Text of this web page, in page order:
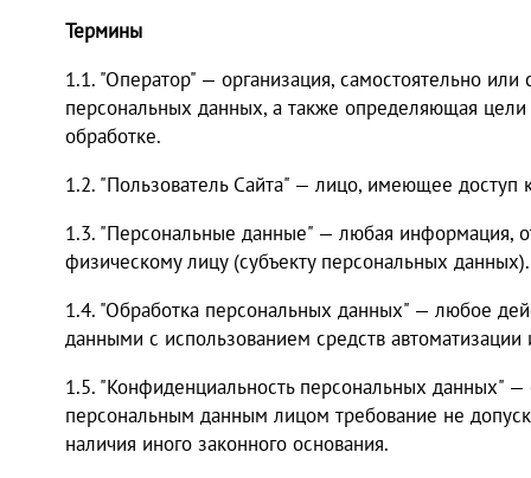
Термины
1.1. "Оператор" — организация, самостоятельно
персональных данных, а также определяющая
обработке.
1.2. "Пользователь Сайта" — лицо, имеющее
1.3. "Персональные данные" — любая информация,
физическому лицу (субъекту персональных данных).
1.4. "Обработка персональных данных" — любое
данными с использованием средств автоматизации
1.5. "Конфиденциальность персональных данных"
персональным данным лицом требование не
наличия иного законного основания.